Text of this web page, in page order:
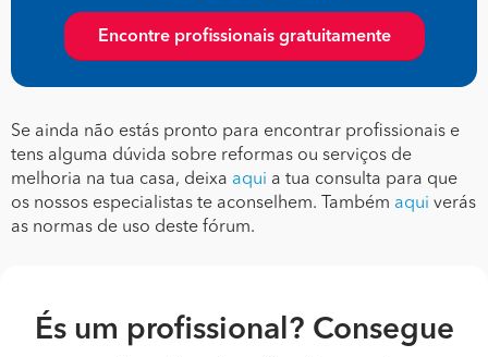
Encontre profissionais gratuitamente
Se ainda não estás pronto para encontrar profissionais e
tens alguma dúvida sobre reformas ou serviços de
melhoria na tua casa, deixa aqui a tua consulta para que
os nossos especialistas te aconselhem. Também aqui verás
as normas de uso deste fórum.
És um profissional? Consegue